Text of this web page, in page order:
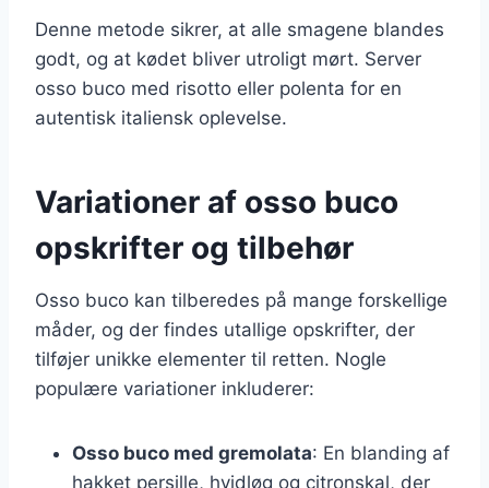
Denne metode sikrer, at alle smagene blandes
godt, og at kødet bliver utroligt mørt. Server
osso buco med risotto eller polenta for en
autentisk italiensk oplevelse.
Variationer af osso buco
opskrifter og tilbehør
Osso buco kan tilberedes på mange forskellige
måder, og der findes utallige opskrifter, der
tilføjer unikke elementer til retten. Nogle
populære variationer inkluderer:
Osso buco med gremolata: En blanding af
hakket persille, hvidløg og citronskal, der